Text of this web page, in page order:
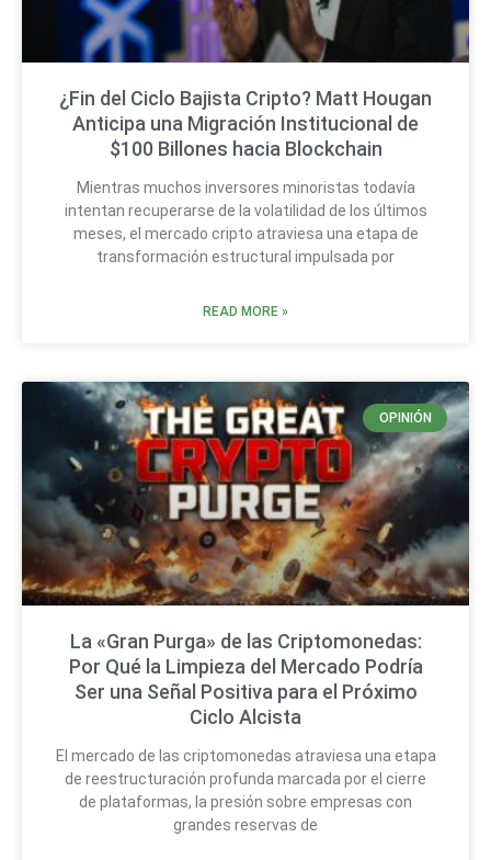
¿Fin del Ciclo Bajista Cripto? Matt Hougan
Anticipa una Migración Institucional de
$100 Billones hacia Blockchain
Mientras muchos inversores minoristas todavía
intentan recuperarse de la volatilidad de los últimos
meses, el mercado cripto atraviesa una etapa de
transformación estructural impulsada por
READ MORE »
OPINIÓN
La «Gran Purga» de las Criptomonedas:
Por Qué la Limpieza del Mercado Podría
Ser una Señal Positiva para el Próximo
Ciclo Alcista
El mercado de las criptomonedas atraviesa una etapa
de reestructuración profunda marcada por el cierre
de plataformas, la presión sobre empresas con
grandes reservas de